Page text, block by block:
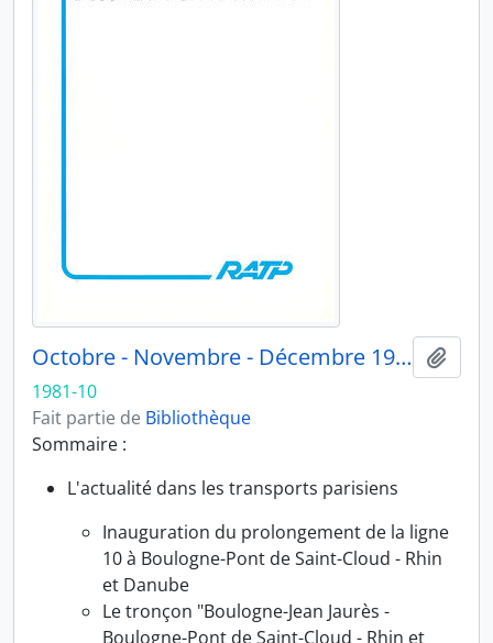
Octobre - Novembre - Décembre 1981
1981-10
Fait partie de Bibliothèque
Sommaire :
L'actualité dans les transports parisiens
Inauguration du prolongement de la ligne
10 à Boulogne-Pont de Saint-Cloud - Rhin
et Danube
Le tronçon "Boulogne-Jean Jaurès -
Boulogne-Pont de Saint-Cloud - Rhin et